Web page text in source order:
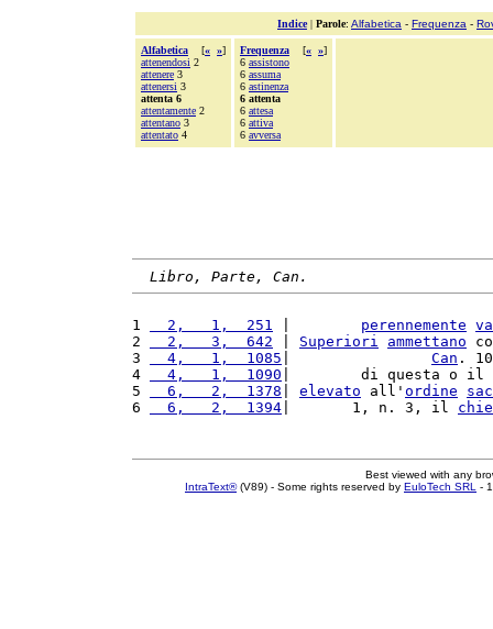
Indice| Parole: Alfabetica - Frequenza -
Alfabetica [« »]
attenendosi 2
attenere 3
attenersi 3
attenta 6
attentamente 2
attentano 3
attentato 4
Frequenza [« »]
6 assistono
6 assuma
6 astinenza
6 attenta
6 attesa
6 attiva
6 avversa
Libro, Parte, Can.
1
  2,   1,  251
perennemente
2
  2,   3,  642
Superiori ammettano
3
  4,   1,  1085
Can .
4
  4,   1,  1090
|        di questa o il
5
  6,   2,  1378
elevato all' ordine
6
  6,   2,  1394
|       1, n. 3, il
Best viewed with any
IntraText®(V89) - Some rights reserved by EuloTech SRL -